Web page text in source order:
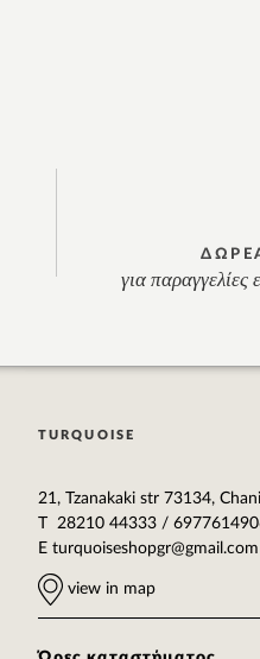
για
TURQUOISE
21, Tzanakaki str 73134,
T 28210 44333 /
E turquoiseshopgr@gmail.com
view in map